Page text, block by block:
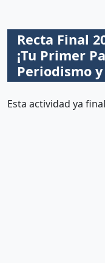
Recta Final
¡Tu Primer
Periodismo
Esta actividad ya